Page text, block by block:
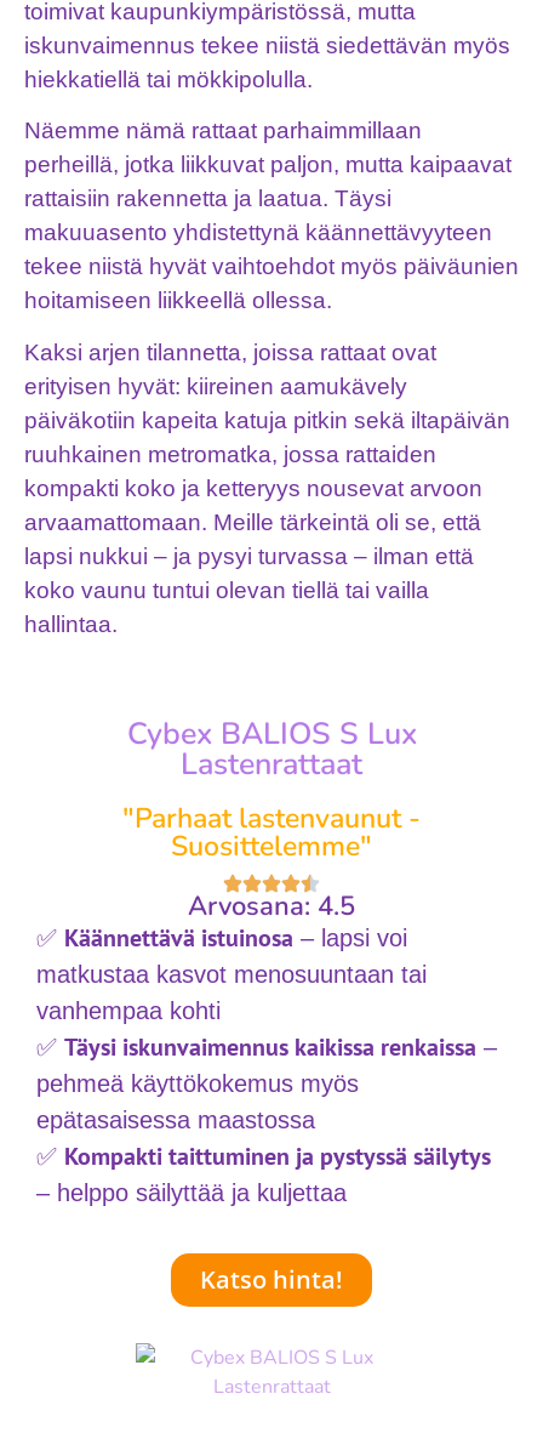
toimivat kaupunkiympäristössä, mutta
iskunvaimennus tekee niistä siedettävän myös
hiekkatiellä tai mökkipolulla.
Näemme nämä rattaat parhaimmillaan
perheillä, jotka liikkuvat paljon, mutta kaipaavat
rattaisiin rakennetta ja laatua. Täysi
makuuasento yhdistettynä käännettävyyteen
tekee niistä hyvät vaihtoehdot myös päiväunien
hoitamiseen liikkeellä ollessa.
Kaksi arjen tilannetta, joissa rattaat ovat
erityisen hyvät: kiireinen aamukävely
päiväkotiin kapeita katuja pitkin sekä iltapäivän
ruuhkainen metromatka, jossa rattaiden
kompakti koko ja ketteryys nousevat arvoon
arvaamattomaan. Meille tärkeintä oli se, että
lapsi nukkui – ja pysyi turvassa – ilman että
koko vaunu tuntui olevan tiellä tai vailla
hallintaa.
Cybex BALIOS S Lux
Lastenrattaat
"Parhaat lastenvaunut -
Suosittelemme"
Arvosana: 4.5
✅ Käännettävä istuinosa – lapsi voi
matkustaa kasvot menosuuntaan tai
vanhempaa kohti
✅ Täysi iskunvaimennus kaikissa renkaissa –
pehmeä käyttökokemus myös
epätasaisessa maastossa
✅ Kompakti taittuminen ja pystyssä säilytys
– helppo säilyttää ja kuljettaa
Katso hinta!